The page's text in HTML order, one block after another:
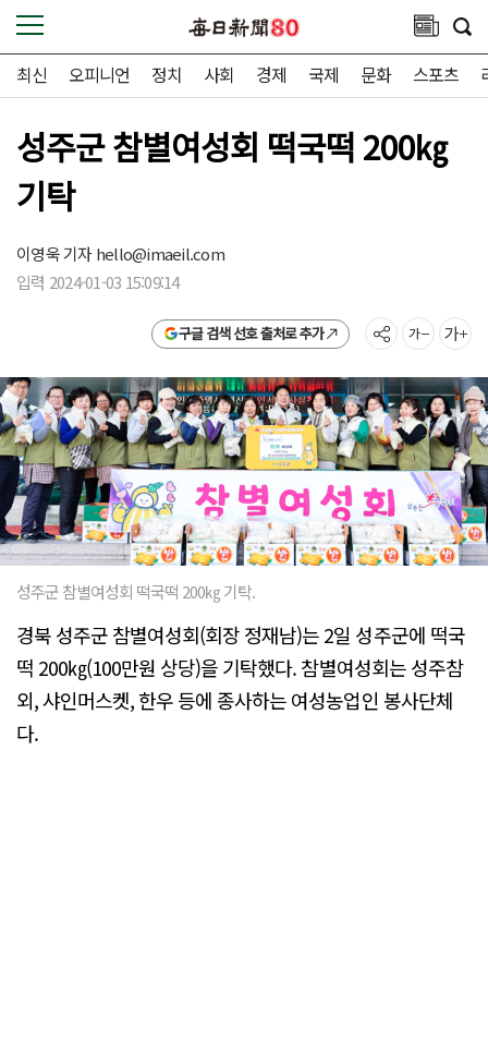
최신 오피니언 정치 사회 경제 국제 문화 스포츠
성주군 참별여성회 떡국떡 200㎏
기탁
이영욱 기자hello@imaeil.com
입력 2024-01-03 15:09:14
구글 검색 선호 출처로 추가
성주군 참별여성회 떡국떡 200㎏ 기탁.
경북 성주군 참별여성회(회장 정재남)는 2일 성주군에 떡국
떡 200㎏(100만원 상당)을 기탁했다. 참별여성회는 성주참
외, 샤인머스켓, 한우 등에 종사하는 여성농업인 봉사단체
다.